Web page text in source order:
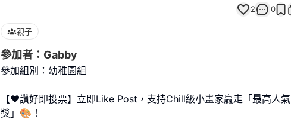
2 0
親子
參加者：Gabby
參加組別：幼稚園組
【❤️讚好即投票】立即Like Post，支持Chill級小畫家贏走「最高人氣
獎」🎨！